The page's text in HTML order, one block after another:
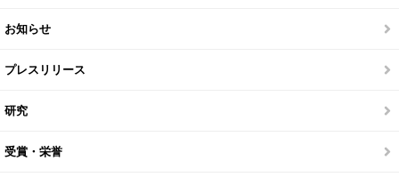
お知らせ
プレスリリース
研究
受賞・栄誉